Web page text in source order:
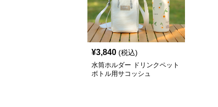
¥3,840 (税込)
水筒ホルダー ドリンクペット
ボトル用サコッシュ